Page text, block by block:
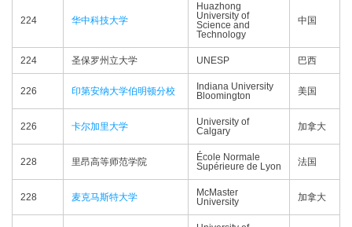
224 华中科技大学
Huazhong
University of
Science and
Technology
中国
224 圣保罗州立大学 UNESP 巴西
226 印第安纳大学伯明顿分校
Indiana University
Bloomington
美国
226 卡尔加里大学
University of
Calgary
加拿大
228 里昂高等师范学院
École Normale
Supérieure de Lyon
法国
228 麦克马斯特大学
McMaster
University
加拿大